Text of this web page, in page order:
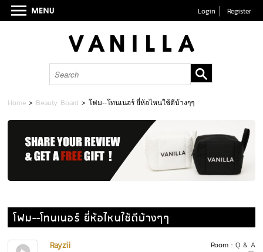
Login Register
Home > Beauty Board >โฟม--โทนเนอร์ ยี่ห้อไหนใช้ดีบ้างๆๆ
โฟม--โทนเนอร์ ยี่ห้อไหนใช้ดีบ้างๆๆ
Room : Q & A
Rayzii